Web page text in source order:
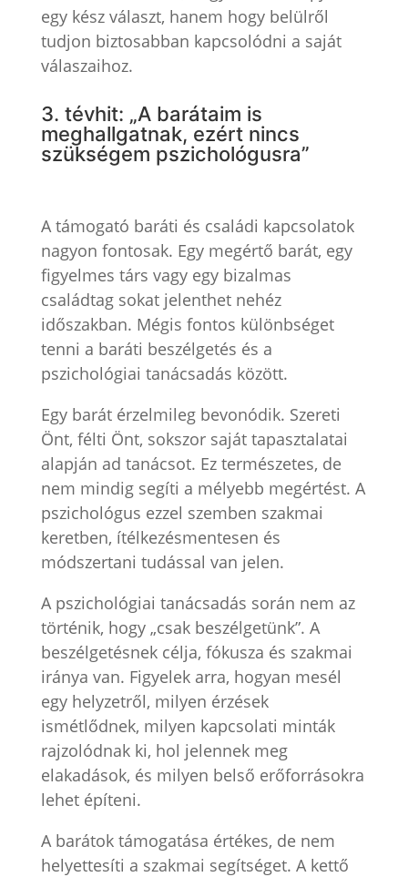
egy kész választ, hanem hogy belülről
tudjon biztosabban kapcsolódni a saját
válaszaihoz.
3. tévhit: „A barátaim is
meghallgatnak, ezért nincs
szükségem pszichológusra”
A támogató baráti és családi kapcsolatok
nagyon fontosak. Egy megértő barát, egy
figyelmes társ vagy egy bizalmas
családtag sokat jelenthet nehéz
időszakban. Mégis fontos különbséget
tenni a baráti beszélgetés és a
pszichológiai tanácsadás között.
Egy barát érzelmileg bevonódik. Szereti
Önt, félti Önt, sokszor saját tapasztalatai
alapján ad tanácsot. Ez természetes, de
nem mindig segíti a mélyebb megértést. A
pszichológus ezzel szemben szakmai
keretben, ítélkezésmentesen és
módszertani tudással van jelen.
A pszichológiai tanácsadás során nem az
történik, hogy „csak beszélgetünk”. A
beszélgetésnek célja, fókusza és szakmai
iránya van. Figyelek arra, hogyan mesél
egy helyzetről, milyen érzések
ismétlődnek, milyen kapcsolati minták
rajzolódnak ki, hol jelennek meg
elakadások, és milyen belső erőforrásokra
lehet építeni.
A barátok támogatása értékes, de nem
helyettesíti a szakmai segítséget. A kettő